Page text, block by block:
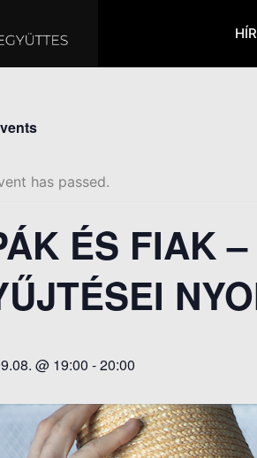
has passed.
ÉS FIAK
@ 19:00 -20:00